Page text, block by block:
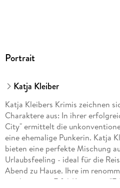
Portrait
Katja Kleiber
Katja Kleibers Krimis zeichnen
Charaktere aus: In ihrer
City" ermittelt die
eine ehemalige Punkerin. Katja
bieten eine perfekte Mischung
Urlaubsfeeling - ideal für die
Abend zu Hause. Ihre im
erschienenen Eifel-Krimis mit